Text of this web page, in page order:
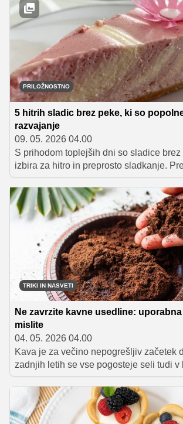
sladico, ob kateri se bodo vsi počutili
PRILOŽNOSTNO
5 hitrih sladic brez peke, ki so
razvajanje
09. 05. 2026 04.00
S prihodom toplejših dni so sladice
izbira za hitro in preprosto sladkanje.
vam pet okusnih sezonskih sladic, ki
osvežilnimi okusi, privlačnim videzom
pripravo, predvsem pa so popolne za
zabave ali sproščene vikende doma.
TRIKI IN NASVETI
Ne zavrzite kavne usedline:
mislite
04. 05. 2026 04.00
Kava je za večino nepogrešljiv začetek
zadnjih letih se vse pogosteje seli tudi v
obliki kapučina ali ledene kave, temveč
sladic, napitkov, toplih jedi in celo